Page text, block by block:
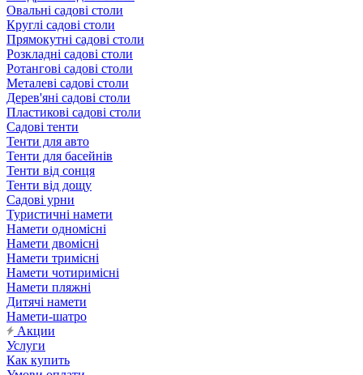
Овальні садові столи
Круглі садові столи
Прямокутні садові столи
Розкладні садові столи
Ротангові садові столи
Металеві садові столи
Дерев'яні садові столи
Пластикові садові столи
Садові тенти
Тенти для авто
Тенти для басейнів
Тенти від сонця
Тенти від дощу
Садові урни
Туристичні намети
Намети одномісні
Намети двомісні
Намети тримісні
Намети чотиримісні
Намети пляжні
Дитячі намети
Намети-шатро
Акции
Услуги
Как купить